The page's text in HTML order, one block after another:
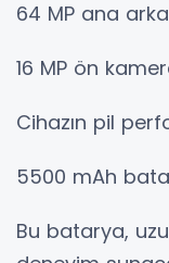
64 MP ana
16 MP ön
Cihazın pil
5500 mAh
Bu batarya,